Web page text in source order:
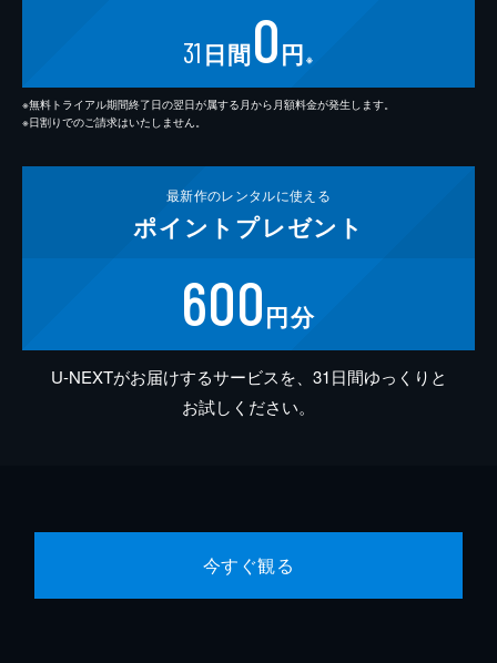
31 日間0円 ※
※無料トライアル期間終了日の翌日が属する月から月額料金が発生します。
※日割りでのご請求はいたしません。
最新作のレンタルに使える
ポイント プレゼント
600円分
U-NEXTがお届けするサービスを、31日間ゆっくりと
お試しください。
今すぐ観る